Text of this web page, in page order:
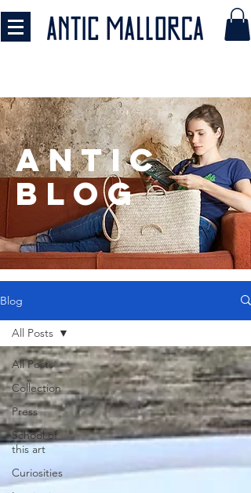
antic
BLOG
Blog
All Posts
Collection
Press
School of
this art
Curiosities
All Posts